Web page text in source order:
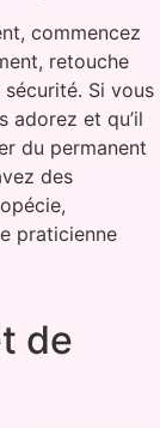
commencez
retouche
sécurité. Si vous
adorez et qu’il
du permanent
des
praticienne
de